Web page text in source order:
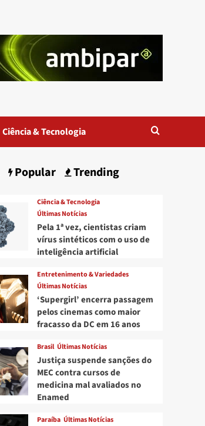
Ciência & Tecnologia
Popular Trending
Ciência & Tecnologia
Últimas Notícias
Pela 1ª vez, cientistas criam
vírus sintéticos com o uso de
inteligência artificial
Entretenimento & Variedades
Últimas Notícias
‘Supergirl’ encerra passagem
pelos cinemas como maior
fracasso da DC em 16 anos
Brasil Últimas Notícias
Justiça suspende sanções do
MEC contra cursos de
medicina mal avaliados no
Enamed
Paraíba Últimas Notícias